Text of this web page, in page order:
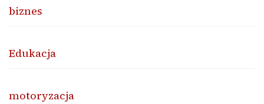
biznes
Edukacja
motoryzacja